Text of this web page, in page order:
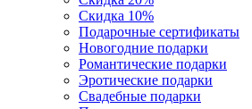
Скидка 10%
Подарочные сертификаты
Новогодние подарки
Романтические подарки
Эротические подарки
Свадебные подарки